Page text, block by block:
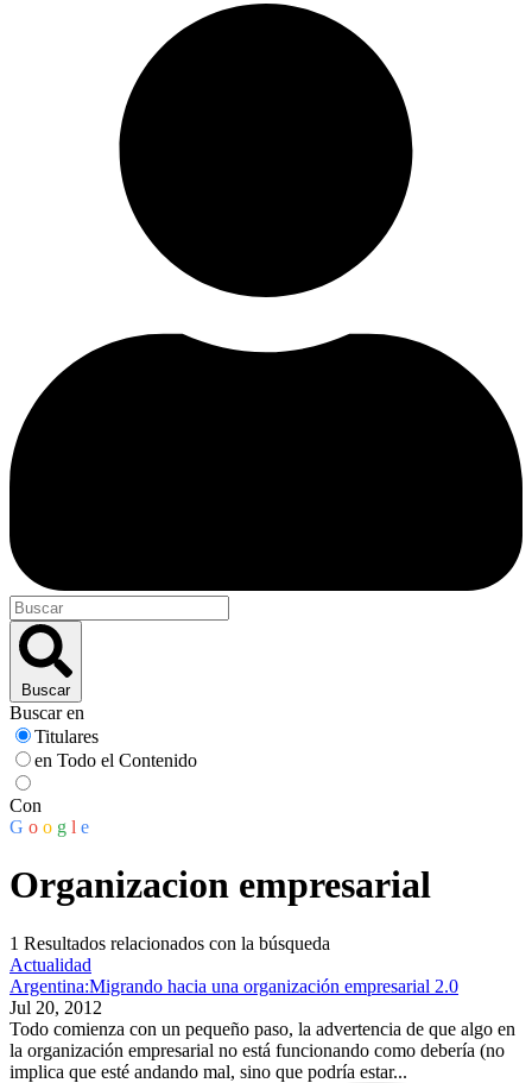
Buscar
Buscar en
Titulares
en Todo el Contenido
Con
G o o g l e
Organizacion empresarial
1 Resultados relacionados con la búsqueda
Actualidad
Argentina:Migrando hacia una organización empresarial 2.0
Jul 20, 2012
Todo comienza con un pequeño paso, la advertencia de que algo en
la organización empresarial no está funcionando como debería (no
implica que esté andando mal, sino que podría estar...